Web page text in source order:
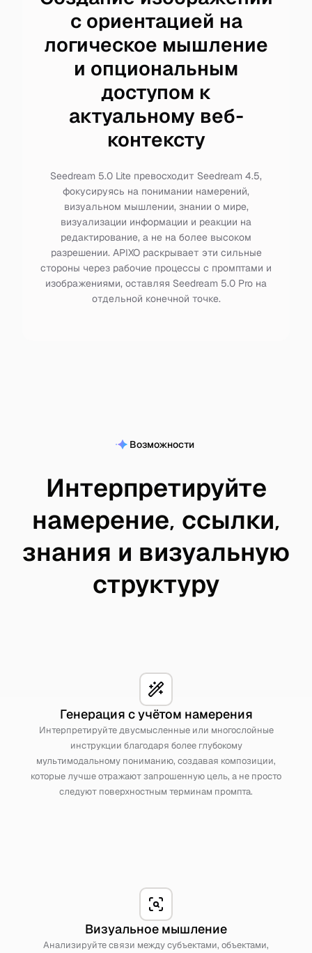
с ориентацией на
логическое мышление
и опциональным
доступом к
актуальному веб-
контексту
Seedream 5.0 Lite превосходит Seedream 4.5,
фокусируясь на понимании намерений,
визуальном мышлении, знании о мире,
визуализации информации и реакции на
редактирование, а не на более высоком
разрешении. APIXO раскрывает эти сильные
стороны через рабочие процессы с промптами и
изображениями, оставляя Seedream 5.0 Pro на
отдельной конечной точке.
Возможности
Интерпретируйте
намерение, ссылки,
знания и визуальную
структуру
Генерация с учётом намерения
Интерпретируйте двусмысленные или многослойные
инструкции благодаря более глубокому
мультимодальному пониманию, создавая композиции,
которые лучше отражают запрошенную цель, а не просто
следуют поверхностным терминам промпта.
Визуальное мышление
Анализируйте связи между субъектами, объектами,